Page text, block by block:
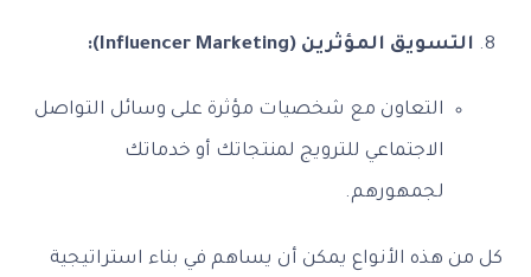
التسويق المؤثرين (Influencer Marketing):
التعاون مع شخصيات مؤثرة على وسائل التواصل
الاجتماعي للترويج لمنتجاتك أو خدماتك
لجمهورهم.
كل من هذه الأنواع يمكن أن يساهم في بناء استراتيجية